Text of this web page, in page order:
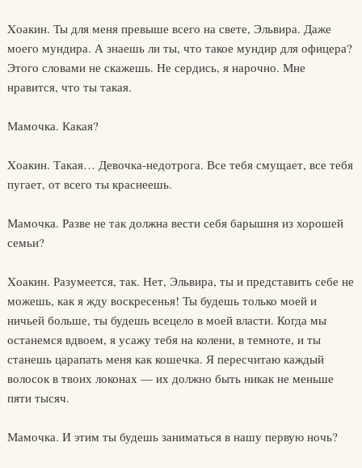
Xоакин. Ты для меня превыше всего на свете, Эльвира. Даже
моего мундира. А знаешь ли ты, что такое мундир для офицера?
Этого словами не скажешь. Не сердись, я нарочно. Мне
нравится, что ты такая.
Мамочка. Какая?
Xоакин. Такая… Девочка-недотрога. Все тебя смущает, все тебя
пугает, от всего ты краснеешь.
Мамочка. Разве не так должна вести себя барышня из хорошей
семьи?
Xоакин. Разумеется, так. Нет, Эльвира, ты и представить себе не
можешь, как я жду воскресенья! Ты будешь только моей и
ничьей больше, ты будешь всецело в моей власти. Когда мы
останемся вдвоем, я усажу тебя на колени, в темноте, и ты
станешь царапать меня как кошечка. Я пересчитаю каждый
волосок в твоих локонах — их должно быть никак не меньше
пяти тысяч.
Мамочка. И этим ты будешь заниматься в нашу первую ночь?